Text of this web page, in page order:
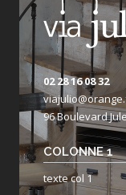
02 28 16 08 32
96 Boulevard
COLONNE 1
texte col 1